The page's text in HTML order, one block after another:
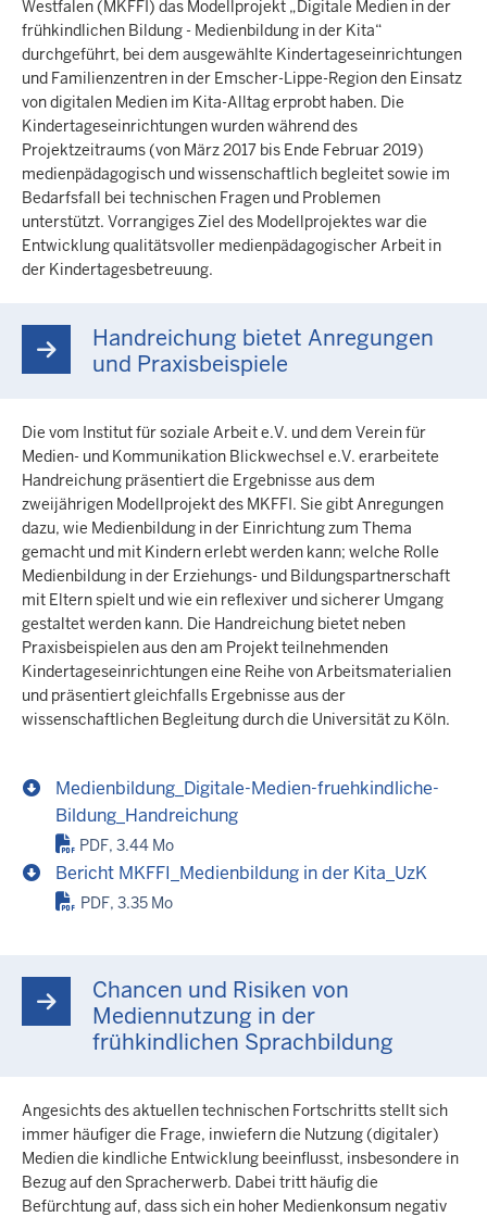
Westfalen (MKFFI) das Modellprojekt „Digitale Medien in der
frühkindlichen Bildung - Medienbildung in der Kita“
durchgeführt, bei dem ausgewählte Kindertageseinrichtungen
und Familienzentren in der Emscher-Lippe-Region den Einsatz
von digitalen Medien im Kita-Alltag erprobt haben. Die
Kindertageseinrichtungen wurden während des
Projektzeitraums (von März 2017 bis Ende Februar 2019)
medienpädagogisch und wissenschaftlich begleitet sowie im
Bedarfsfall bei technischen Fragen und Problemen
unterstützt. Vorrangiges Ziel des Modellprojektes war die
Entwicklung qualitätsvoller medienpädagogischer Arbeit in
der Kindertagesbetreuung.
Handreichung bietet Anregungen
und Praxisbeispiele
Die vom Institut für soziale Arbeit e.V. und dem Verein für
Medien- und Kommunikation Blickwechsel e.V. erarbeitete
Handreichung präsentiert die Ergebnisse aus dem
zweijährigen Modellprojekt des MKFFI. Sie gibt Anregungen
dazu, wie Medienbildung in der Einrichtung zum Thema
gemacht und mit Kindern erlebt werden kann; welche Rolle
Medienbildung in der Erziehungs- und Bildungspartnerschaft
mit Eltern spielt und wie ein reflexiver und sicherer Umgang
gestaltet werden kann. Die Handreichung bietet neben
Praxisbeispielen aus den am Projekt teilnehmenden
Kindertageseinrichtungen eine Reihe von Arbeitsmaterialien
und präsentiert gleichfalls Ergebnisse aus der
wissenschaftlichen Begleitung durch die Universität zu Köln.
Medienbildung_Digitale-Medien-fruehkindliche-
Bildung_Handreichung
PDF, 3.44 Mo
Bericht MKFFI_Medienbildung in der Kita_UzK
PDF, 3.35 Mo
Chancen und Risiken von
Mediennutzung in der
frühkindlichen Sprachbildung
Angesichts des aktuellen technischen Fortschritts stellt sich
immer häufiger die Frage, inwiefern die Nutzung (digitaler)
Medien die kindliche Entwicklung beeinflusst, insbesondere in
Bezug auf den Spracherwerb. Dabei tritt häufig die
Befürchtung auf, dass sich ein hoher Medienkonsum negativ